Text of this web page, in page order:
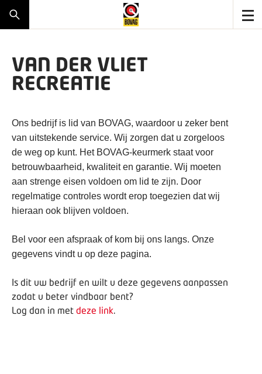
VAN DER VLIET
RECREATIE
Ons bedrijf is lid van BOVAG, waardoor u zeker bent
van uitstekende service. Wij zorgen dat u zorgeloos
de weg op kunt. Het BOVAG-keurmerk staat voor
betrouwbaarheid, kwaliteit en garantie. Wij moeten
aan strenge eisen voldoen om lid te zijn. Door
regelmatige controles wordt erop toegezien dat wij
hieraan ook blijven voldoen.
Bel voor een afspraak of kom bij ons langs. Onze
gegevens vindt u op deze pagina.
Is dit uw bedrijf en wilt u deze gegevens aanpassen
zodat u beter vindbaar bent?
Log dan in met deze link.